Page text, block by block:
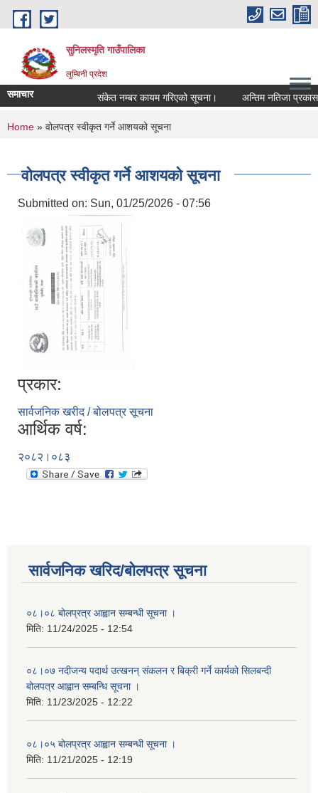
Skip to main content
सुनिलस्मृति गाउँपालिका
लुम्बिनी प्रदेश
समाचार संकेत नम्बर कायम गरिएको सूचना। अन्तिम नतिजा प्रकासन
You are here
Home » वोलपत्र स्वीकृत गर्ने आशयको सूचना
वोलपत्र स्वीकृत गर्ने आशयको सूचना
Submitted on: Sun, 01/25/2026 - 07:56
प्रकार:
सार्वजनिक खरीद / बोलपत्र सूचना
आर्थिक वर्ष:
२०८२।०८३
सार्वजनिक खरिद/बोलपत्र सूचना
०८।०८ बोलप्रत्र आह्वान सम्बन्धी सूचना ।
मिति: 11/24/2025 - 12:54
०८।०७ नदीजन्य पदार्थ उत्खनन् संकलन र बिक्री गर्ने कार्यको सिलबन्दी
बोलपत्र आह्वान सम्बन्धि सूचना ।
मिति: 11/23/2025 - 12:22
०८।०५ बोलप्रत्र आह्वान सम्बन्धी सूचना ।
मिति: 11/21/2025 - 12:19